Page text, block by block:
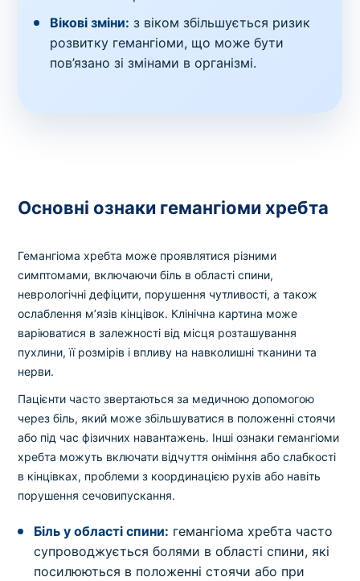
Вікові зміни: з віком збільшується ризик
розвитку гемангіоми, що може бути
пов’язано зі змінами в організмі.
Основні ознаки гемангіоми хребта
Гемангіома хребта може проявлятися різними
симптомами, включаючи біль в області спини,
неврологічні дефіцити, порушення чутливості, а також
ослаблення м’язів кінцівок. Клінічна картина може
варіюватися в залежності від місця розташування
пухлини, її розмірів і впливу на навколишні тканини та
нерви.
Пацієнти часто звертаються за медичною допомогою
через біль, який може збільшуватися в положенні стоячи
або під час фізичних навантажень. Інші ознаки гемангіоми
хребта можуть включати відчуття оніміння або слабкості
в кінцівках, проблеми з координацією рухів або навіть
порушення сечовипускання.
Біль у області спини: гемангіома хребта часто
супроводжується болями в області спини, які
посилюються в положенні стоячи або при